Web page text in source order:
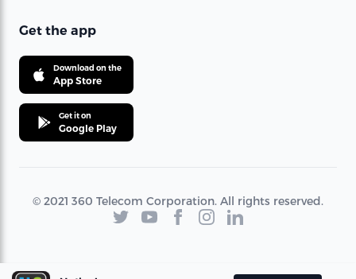
Get the app
Download on the
App Store
Get it on
Google Play
© 2021 360 Telecom Corporation. All rights reserved.